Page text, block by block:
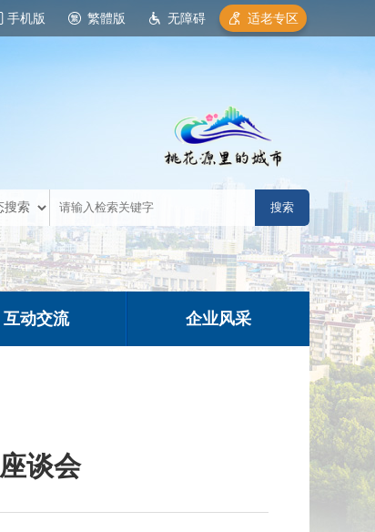
手机版 繁體版 无障碍 适老专区
互动交流 企业风采
谈会